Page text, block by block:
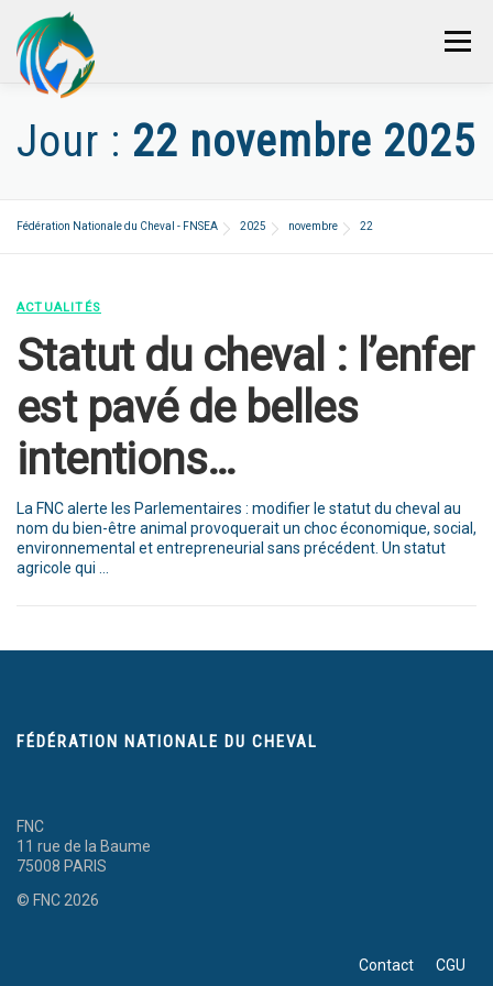
contenu
Menu
NOTRE VISION
ACTUALITÉS & INFORMATIONS
Jour : 22 novembre 2025
Fédération Nationale du Cheval - FNSEA 2025 novembre 22
ACTUALITÉS
Statut du cheval : l’enfer
est pavé de belles
intentions…
La FNC alerte les Parlementaires : modifier le statut du cheval au
nom du bien-être animal provoquerait un choc économique, social,
environnemental et entrepreneurial sans précédent. Un statut
agricole qui …
FÉDÉRATION NATIONALE DU CHEVAL
FNC
11 rue de la Baume
75008 PARIS
© FNC 2026
Contact CGU